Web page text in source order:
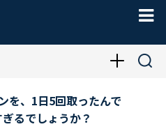
を、1日5回取ったんで
るでしょうか？